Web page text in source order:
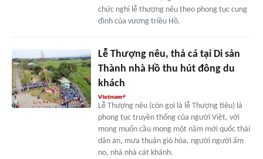
chức nghi lễ thượng nêu theo phong tục cung
đình của vương triều Hồ.
Lễ Thượng nêu, thả cá tại Di sản
Thành nhà Hồ thu hút đông du
khách
Lễ Thượng nêu (còn gọi là lễ Thượng tiêu) là
phong tục truyền thống của người Việt, với
mong muốn cầu mong một năm mới quốc thái
dân an, mưa thuận gió hòa, người người ấm
no, nhà nhà cát khánh.